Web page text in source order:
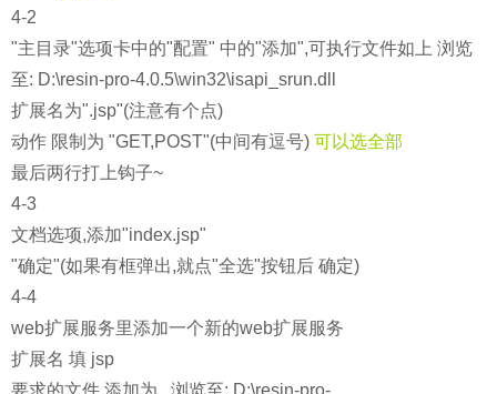
4-2
"主目录"选项卡中的"配置" 中的"添加",可执行文件如上 浏览
至: D:\resin-pro-4.0.5\win32\isapi_srun.dll
扩展名为".jsp"(注意有个点)
动作 限制为 "GET,POST"(中间有逗号) 可以选全部
最后两行打上钩子~
4-3
文档选项,添加"index.jsp"
"确定"(如果有框弹出,就点"全选"按钮后 确定)
4-4
web扩展服务里添加一个新的web扩展服务
扩展名 填 jsp
要求的文件 添加为
浏览至: D:\resin-pro-